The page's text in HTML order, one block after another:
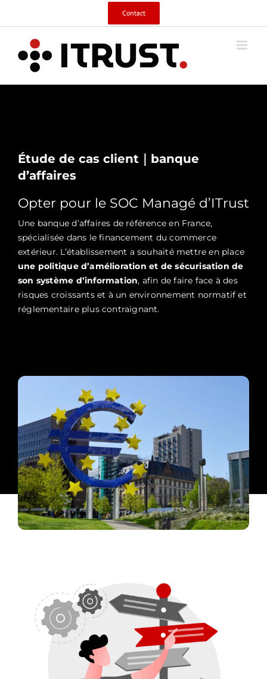
Contact
Étude de cas client｜banque
d’affaires
Opter pour le SOC Managé d’ITrust
Une banque d’affaires de référence en France,
spécialisée dans le financement du commerce
extérieur. L’établissement a souhaité mettre en place
une politique d’amélioration et de sécurisation de
son système d’information, afin de faire face à des
risques croissants et à un environnement normatif et
réglementaire plus contraignant.